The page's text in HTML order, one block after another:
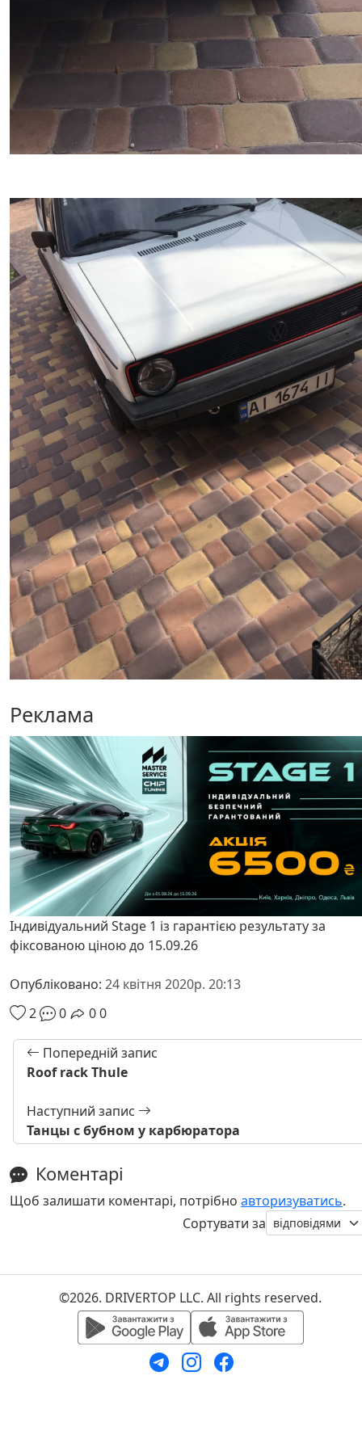
Реклама
Індивідуальний Stage 1 із гарантією результату за
фіксованою ціною до 15.09.26
Опубліковано: 24 квітня 2020р. 20:13
2
0 00
Попередній запис
Roof rack Thule
Наступний запис
Танцы с бубном у карбюратора
Коментарі
Щоб залишати коментарі, потрібно авторизуватись.
Сортувати за
©2026. DRIVERTOP LLC. All rights reserved.